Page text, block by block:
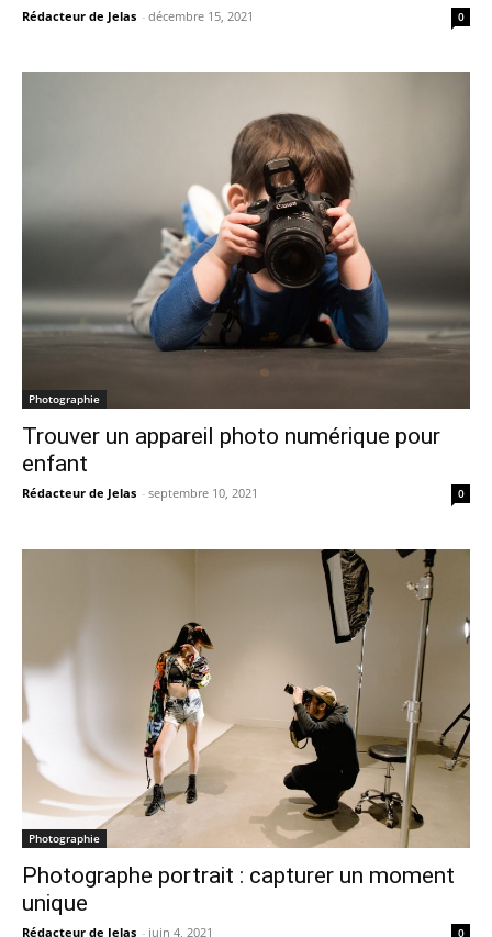
Rédacteur de Jelas - décembre 15, 2021 0
Photographie
Trouver un appareil photo numérique pour
enfant
Rédacteur de Jelas - septembre 10, 2021 0
Photographie
Photographe portrait : capturer un moment
unique
Rédacteur de Jelas - juin 4, 2021 0